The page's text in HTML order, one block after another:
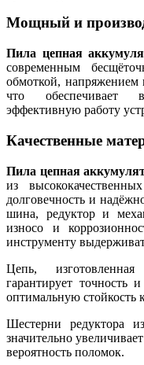
Мощный и
Пила цепная
современным
обмоткой,
что обеспечивает
эффективную работу
Качественные
Пила цепная
из
долговечность и
шина, редуктор и
износо и
инструменту
Цепь,
гарантирует
оптимальную стойкость
Шестерни редуктора
значительно
вероятность поломок.